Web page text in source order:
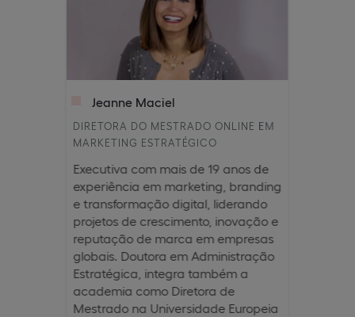
Jeanne Maciel
DIRETORA DO MESTRADO ONLINE EM
MARKETING ESTRATÉGICO
Executiva com mais de 19 anos de
experiência em marketing, branding
e transformação digital, liderando
projetos de crescimento, inovação e
reputação de marca em empresas
globais. Doutora em Administração
Estratégica, integra também a
academia como Diretora de
Mestrado na Universidade Europeia